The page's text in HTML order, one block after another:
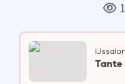
IJssalon
Tante